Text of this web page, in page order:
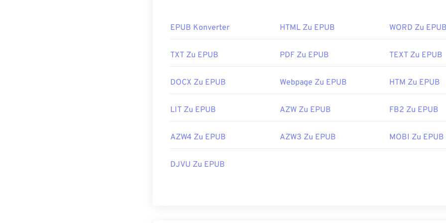
EPUB Konverter HTML Zu EPUB WORD Zu
TXT Zu EPUB PDF Zu EPUB TEXT Zu EPUB
DOCX Zu EPUB Webpage Zu EPUB HTM Zu EPUB
LIT Zu EPUB AZW Zu EPUB FB2 Zu EPUB
AZW4 Zu EPUB AZW3 Zu EPUB MOBI Zu EPUB
DJVU Zu EPUB